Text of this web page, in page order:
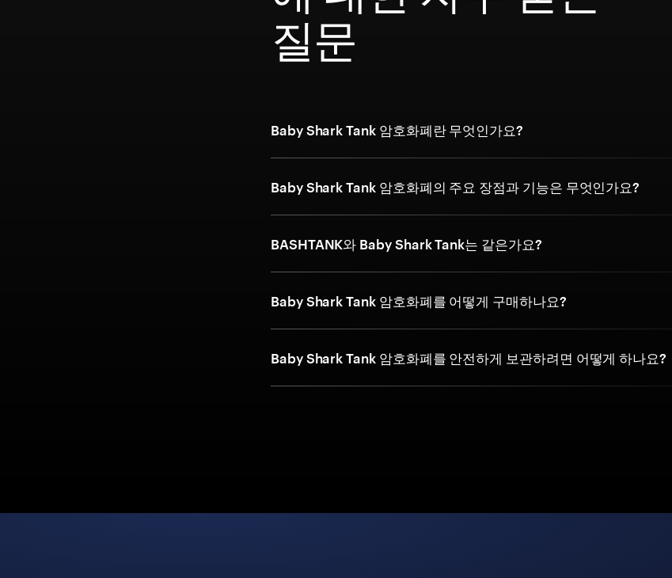
질문
Baby Shark Tank 암호화폐란 무엇인가요?
Baby Shark Tank 암호화폐의 주요 장점과 기능은 무엇인가요?
BASHTANK와 Baby Shark Tank는 같은가요?
Baby Shark Tank 암호화폐를 어떻게 구매하나요?
Baby Shark Tank 암호화폐를 안전하게 보관하려면 어떻게 하나요?